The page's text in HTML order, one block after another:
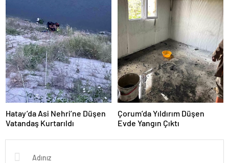
Hatay’da Asi Nehri’ne Düşen
Vatandaş Kurtarıldı
Çorum’da Yıldırım Düşen
Evde Yangın Çıktı